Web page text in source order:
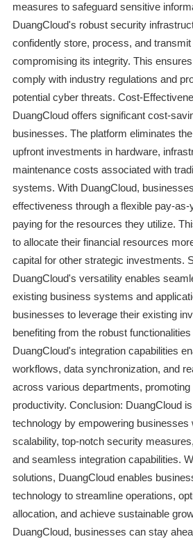
measures to safeguard sensitive
DuangCloud's robust security
confidently store, process, and
compromising its integrity. This
comply with industry regulations and
potential cyber threats. Cost-
DuangCloud offers significant cost-
businesses. The platform eliminates
upfront investments in hardware,
maintenance costs associated with
systems. With DuangCloud,
effectiveness through a flexible pay-
paying for the resources they utilize.
to allocate their financial resources
capital for other strategic investments.
DuangCloud's versatility enables
existing business systems and
businesses to leverage their existing
benefiting from the robust
DuangCloud's integration capabilities
workflows, data synchronization, and
across various departments,
productivity. Conclusion: DuangCloud
technology by empowering businesses
scalability, top-notch security
and seamless integration capabilities.
solutions, DuangCloud enables
technology to streamline operations,
allocation, and achieve sustainable
DuangCloud, businesses can stay